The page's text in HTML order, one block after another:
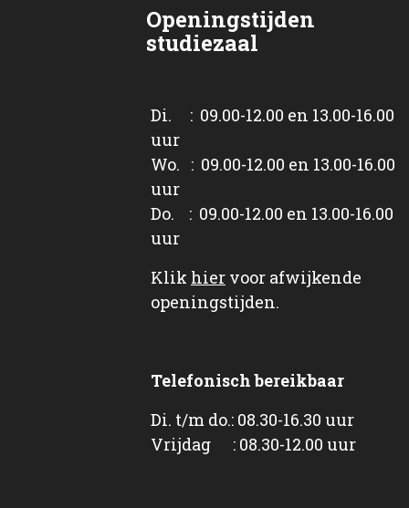
Openingstijden
studiezaal
Di. : 09.00-12.00 en 13.00-16.00
uur
Wo. : 09.00-12.00 en 13.00-16.00
uur
Do. : 09.00-12.00 en 13.00-16.00
uur
Klik hier voor afwijkende
openingstijden.
Telefonisch bereikbaar
Di. t/m do.: 08.30-16.30 uur
Vrijdag : 08.30-12.00 uur